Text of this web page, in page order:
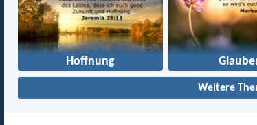
Hoffnung
Weitere